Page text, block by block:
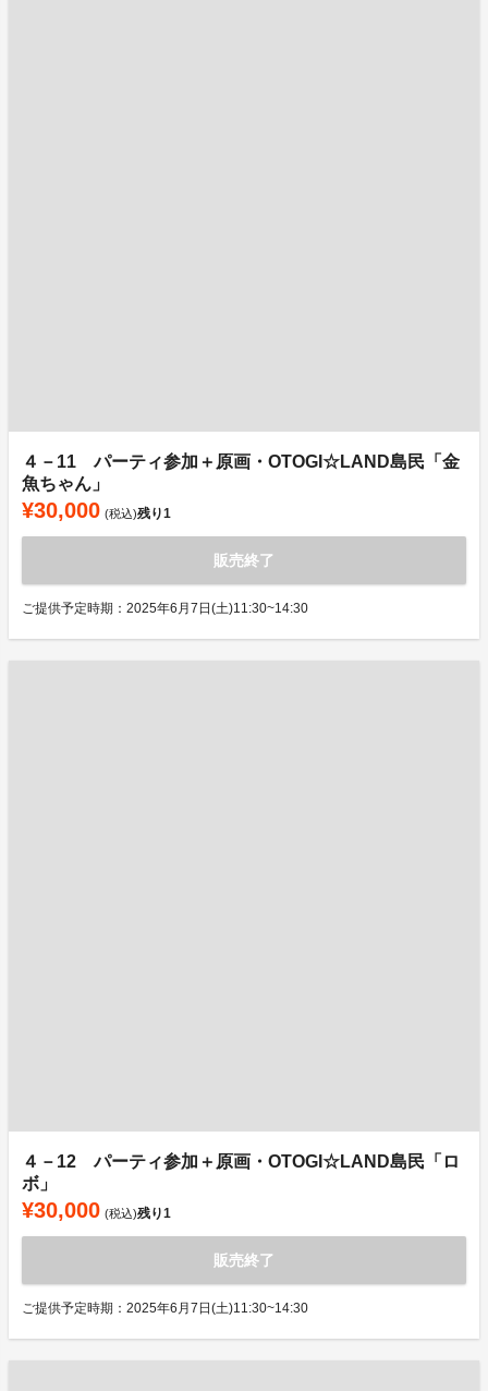
４－11 パーティ参加＋原画・OTOGI☆LAND島民「金
魚ちゃん」
¥30,000 (税込)残り1
販売終了
ご提供予定時期：2025年6月7日(土)11:30~14:30
４－12 パーティ参加＋原画・OTOGI☆LAND島民「ロ
ボ」
¥30,000 (税込)残り1
販売終了
ご提供予定時期：2025年6月7日(土)11:30~14:30